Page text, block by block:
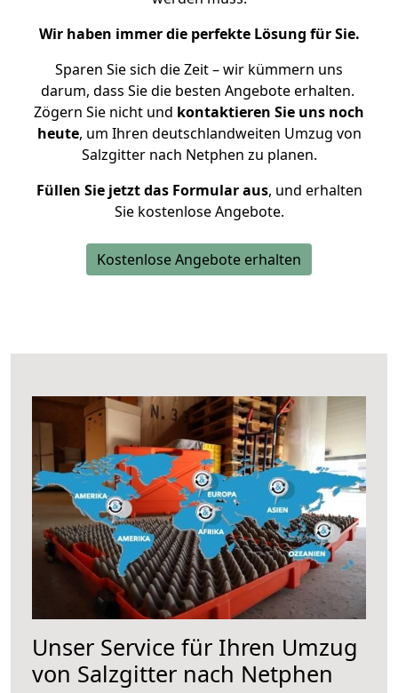
Wir haben immer die perfekte Lösung für Sie.
Sparen Sie sich die Zeit – wir kümmern uns
darum, dass Sie die besten Angebote erhalten.
Zögern Sie nicht und kontaktieren Sie uns noch
heute, um Ihren deutschlandweiten Umzug von
Salzgitter nach Netphen zu planen.
Füllen Sie jetzt das Formular aus, und erhalten
Sie kostenlose Angebote.
Kostenlose Angebote erhalten
Unser Service für Ihren Umzug
von Salzgitter nach Netphen